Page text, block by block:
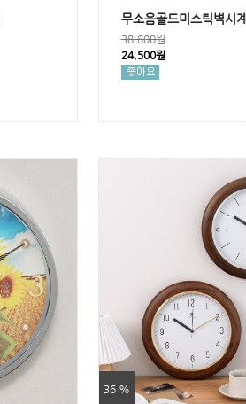
무소음골드미스틱벽시계
38,800원
24,500원
36 %